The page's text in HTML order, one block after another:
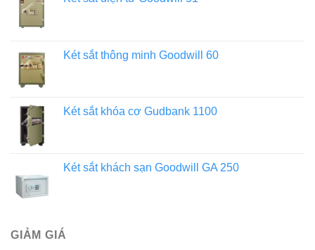
Két sắt thông minh Goodwill 60
Két sắt khóa cơ Gudbank 1100
Két sắt khách sạn Goodwill GA 250
GIẢM GIÁ